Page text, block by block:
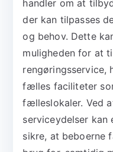
handler om at
der kan tilpasses
og behov. Dette
muligheden for at
rengøringsservice,
fælles faciliteter
fælleslokaler. Ved
serviceydelser kan
sikre, at beboerne